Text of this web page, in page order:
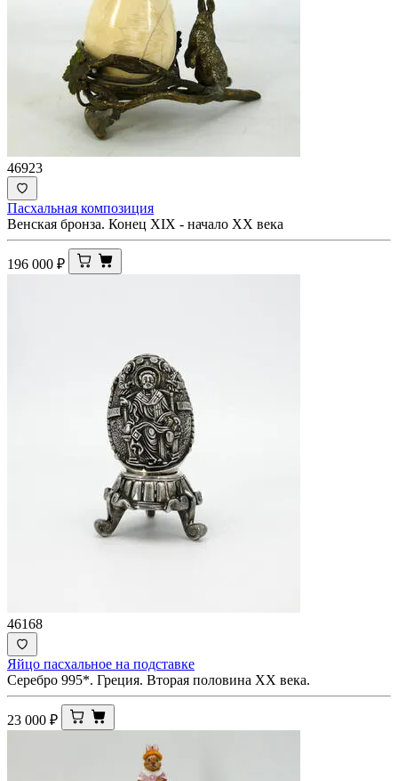
46923
Пасхальная композиция
Венская бронза. Конец XIX - начало ХХ века
196 000 ₽
46168
Яйцо пасхальное на подставке
Серебро 995*. Греция. Вторая половина XX века.
23 000 ₽